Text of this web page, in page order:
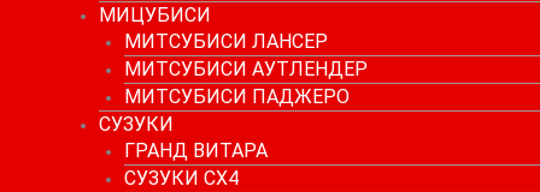
МИЦУБИСИ
МИТСУБИСИ ЛАНСЕР
МИТСУБИСИ АУТЛЕНДЕР
МИТСУБИСИ ПАДЖЕРО
СУЗУКИ
ГРАНД ВИТАРА
СУЗУКИ СХ4